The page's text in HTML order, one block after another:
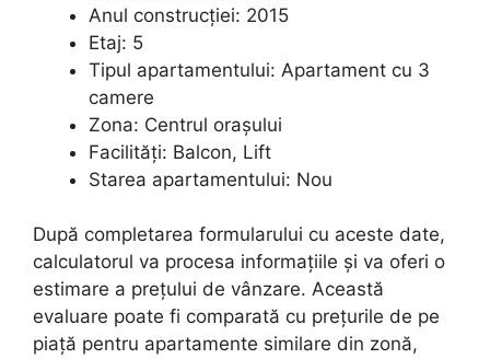
Anul construcției: 2015
Etaj: 5
Tipul apartamentului: Apartament cu 3
camere
Zona: Centrul orașului
Facilități: Balcon, Lift
Starea apartamentului: Nou
După completarea formularului cu aceste date,
calculatorul va procesa informațiile și va oferi o
estimare a prețului de vânzare. Această
evaluare poate fi comparată cu prețurile de pe
piață pentru apartamente similare din zonă,